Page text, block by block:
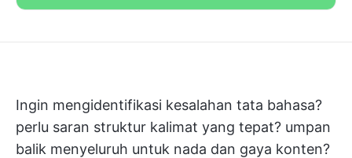
Ingin mengidentifikasi kesalahan tata bahasa?
perlu saran struktur kalimat yang tepat? umpan
balik menyeluruh untuk nada dan gaya konten?